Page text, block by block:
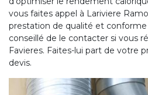
vous faites appel à Lariviere
prestation de qualité et
conseillé de le contacter si vous
Favieres. Faites-lui part de votre
devis.